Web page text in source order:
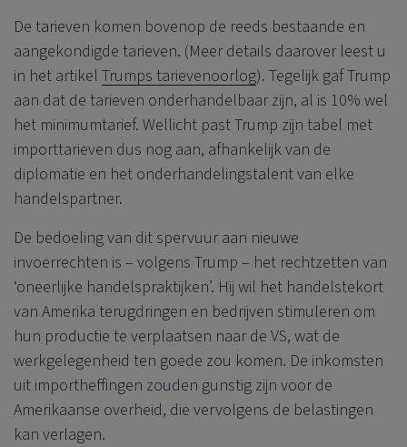
De tarieven komen bovenop de reeds bestaande en
aangekondigde tarieven. (Meer details daarover leest u
in het artikel Trumps tarievenoorlog). Tegelijk gaf Trump
aan dat de tarieven onderhandelbaar zijn, al is 10% wel
het minimumtarief. Wellicht past Trump zijn tabel met
importtarieven dus nog aan, afhankelijk van de
diplomatie en het onderhandelingstalent van elke
handelspartner.
De bedoeling van dit spervuur aan nieuwe
invoerrechten is – volgens Trump – het rechtzetten van
‘oneerlijke handelspraktijken’. Hij wil het handelstekort
van Amerika terugdringen en bedrijven stimuleren om
hun productie te verplaatsen naar de VS, wat de
werkgelegenheid ten goede zou komen. De inkomsten
uit importheffingen zouden gunstig zijn voor de
Amerikaanse overheid, die vervolgens de belastingen
kan verlagen.